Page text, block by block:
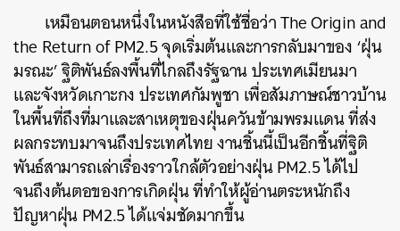
เหมือนตอนหนึ่งในหนังสือที่ใช้ชื่อว่า The Origin and
the Return of PM2.5 จุดเริ่มต้นและการกลับมาของ ‘ฝุ่น
มรณะ’ ฐิติพันธ์ลงพื้นที่ไกลถึงรัฐฉาน ประเทศเมียนมา
และจังหวัดเกาะกง ประเทศกัมพูชา เพื่อสัมภาษณ์ชาวบ้าน
ในพื้นที่ถึงที่มาและสาเหตุของฝุ่นควันข้ามพรมแดน ที่ส่ง
ผลกระทบมาจนถึงประเทศไทย งานชิ้นนี้เป็นอีกชิ้นที่ฐิติ
พันธ์สามารถเล่าเรื่องราวใกล้ตัวอย่างฝุ่น PM2.5 ได้ไป
จนถึงต้นตอของการเกิดฝุ่น ที่ทำให้ผู้อ่านตระหนักถึง
ปัญหาฝุ่น PM2.5 ได้แจ่มชัดมากขึ้น